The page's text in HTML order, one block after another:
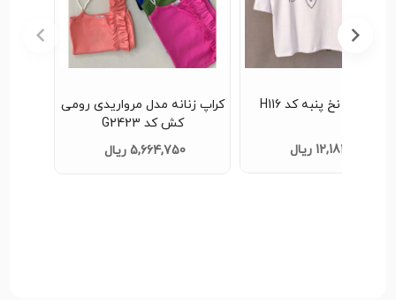
کراپ زنانه نخ پنبه کد H116
12,183,000 ریال
کراپ زنانه مدل مرواریدی رومی
کش کد G2423
5,664,750 ریال